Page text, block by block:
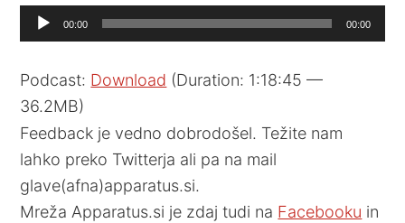
Audio
Player
00:00 00:00
Podcast: Download (Duration: 1:18:45 —
36.2MB)
Feedback je vedno dobrodošel. Težite nam
lahko preko Twitterja ali pa na mail
glave(afna)apparatus.si.
Mreža Apparatus.si je zdaj tudi na Facebooku in